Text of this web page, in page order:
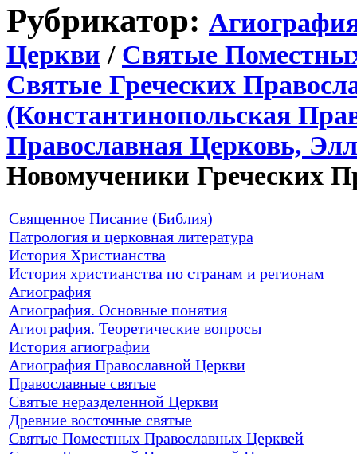
Рубрикатор:
Церкви / Святые
Святые Греческих
(Константинопольская
Православная Церковь,
Новомученики Греческих
Священное Писание (Библия)
Патрология и церковная литература
История Христианства
История христианства по странам и регионам
Агиография
Агиография. Основные понятия
Агиография. Теоретические вопросы
История агиографии
Агиография Православной Церкви
Православные святые
Святые неразделенной Церкви
Древние восточные святые
Святые Поместных Православных Церквей